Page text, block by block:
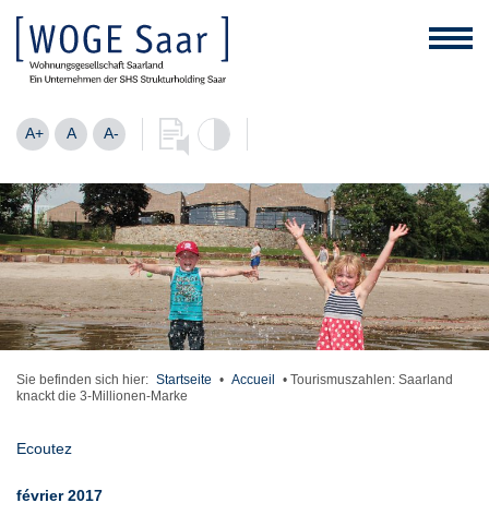
A+ A A-
Sie befinden sich hier: Startseite • Accueil • Tourismuszahlen: Saarland
knackt die 3-Millionen-Marke
Ecoutez
février 2017